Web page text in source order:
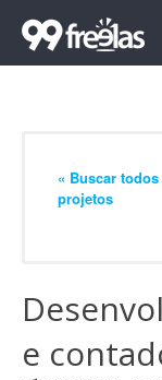
« Buscar
projetos
e